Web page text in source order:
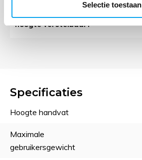
Selectie toestaan
hoogte verstelbaar?
Specificaties
Hoogte handvat
Maximale
gebruikersgewicht